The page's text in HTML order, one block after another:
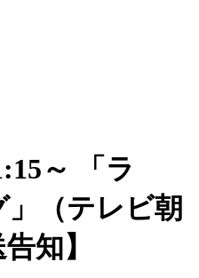
～ 「ラ
（テレビ朝
知】